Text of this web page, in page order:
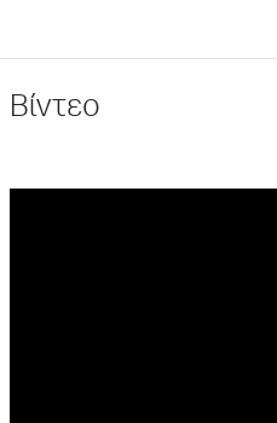
Βίντεο